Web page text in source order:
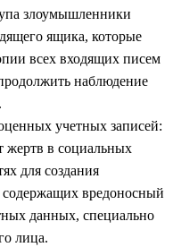
злоумышленники
ящика, которые
всех входящих писем
наблюдение
учетных записей:
жертв в социальных
для создания
вредоносный
данных, специально
лица.